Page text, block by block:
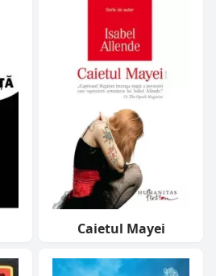
Caietul Mayei